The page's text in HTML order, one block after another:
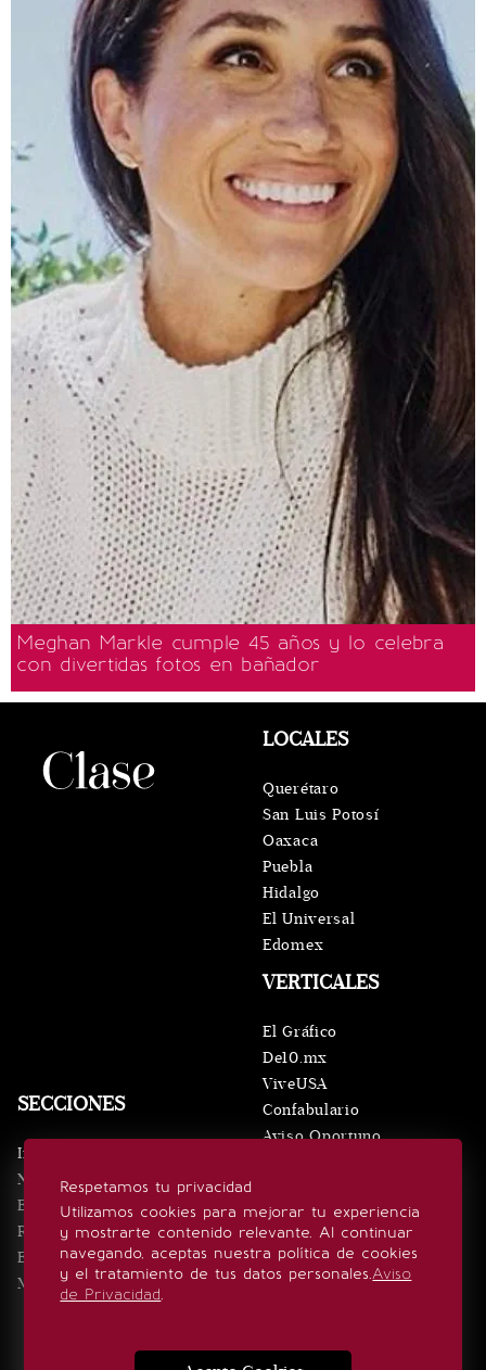
Meghan Markle cumple 45 años y lo celebra
con divertidas fotos en bañador
Respetamos tu privacidad
Utilizamos cookies para mejorar tu experiencia
y mostrarte contenido relevante. Al continuar
navegando, aceptas nuestra política de cookies
y el tratamiento de tus datos personales.Aviso
de Privacidad.
SECCIONES
Inicio
Noticias
Eventos
Realeza
Estilo de vida
Minuto x Minuto
VERTICALES
El Gráfico
De10.mx
ViveUSA
Confabulario
Aviso Oportuno
LOCALES
Querétaro
San Luis Potosí
Oaxaca
Puebla
Hidalgo
El Universal
Edomex
SÍGUENOS